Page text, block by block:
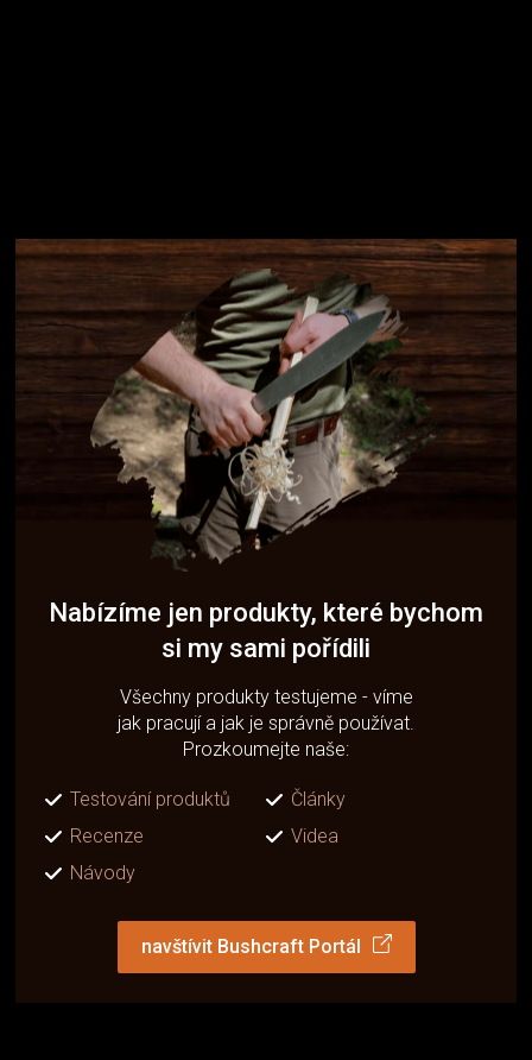
Nabízíme jen produkty, které bychom
si my sami pořídili
Všechny produkty testujeme - víme
jak pracují a jak je správně používat.
Prozkoumejte naše:
Testování produktů
Články
Recenze
Videa
Návody
navštívit Bushcraft Portál